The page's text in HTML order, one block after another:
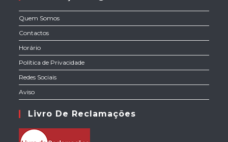
Quem Somos
Contactos
Horário
Política de Privacidade
Redes Sociais
Aviso
Livro De Reclamações